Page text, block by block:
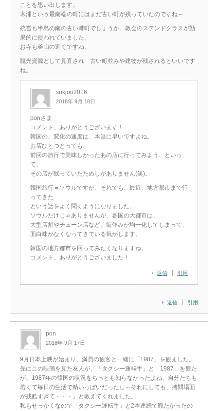
返信 引用
ことを思い出します。
木浦という最南端の町にはまだ古い町が残っていたのですね～
統営も半島の南の古い港町でしょうか。教会のステンドグラスが効
果的に使われていました。
お寺も釜山の近くですね。
観光資源として見直され 古い町並みや建物が残されるといいです
ね。
sokjon2016
2018年 9月 18日
返信 引用
ponさま
コメント、ありがとうございます！
韓国の、変化の速度は、本当に早いですよね。
お店ひとつとっても、
前回の旅行で美味しかったあの店に行ってみよう、といっ
て、
その店が残っていたためしがありません(笑)。
韓国旅行＝ソウルですが、それでも、最近、地方都市まで行
ってきた
という話をよく聞くようになりました。
ソウルだけじゃありませんが、各国の大都市は、
大型店舗やチェーン店など、街並みが均一化してしまって、
面白味がなくなってきている気がします。
韓国の地方都市を回ってみたくなりますね。
コメント、ありがとうございました！
pon
2018年 9月 17日
9月日本上映が始まり、満員の観客と一緒に「1987」を観ました。
先にこの映画を見た友人が、「タクシー運転手」と「1987」を観た
が、1987年の韓国の状況をちっとも知らなかったよね、自分たちも
若くて毎日の生活で精いっぱいだったし～それにしても、拷問場面
が残酷すぎて・・・」と教えてくれました。
私もせっかくなので「タクシー運転手」と2本連続で観たかったの